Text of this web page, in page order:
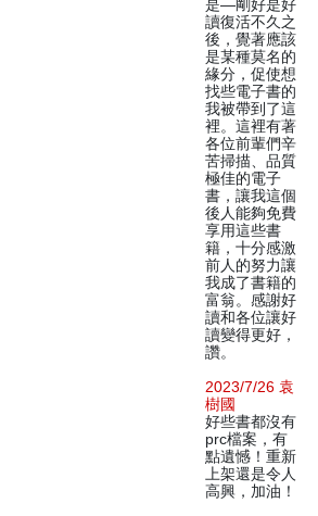
是—剛好是好
讀復活不久之
後，覺著應該
是某種莫名的
緣分，促使想
找些電子書的
我被帶到了這
裡。這裡有著
各位前輩們辛
苦掃描、品質
極佳的電子
書，讓我這個
後人能夠免費
享用這些書
籍，十分感激
前人的努力讓
我成了書籍的
富翁。感謝好
讀和各位讓好
讀變得更好，
讚。
2023/7/26 袁
樹國
好些書都沒有
prc檔案，有
點遺憾！重新
上架還是令人
高興，加油！